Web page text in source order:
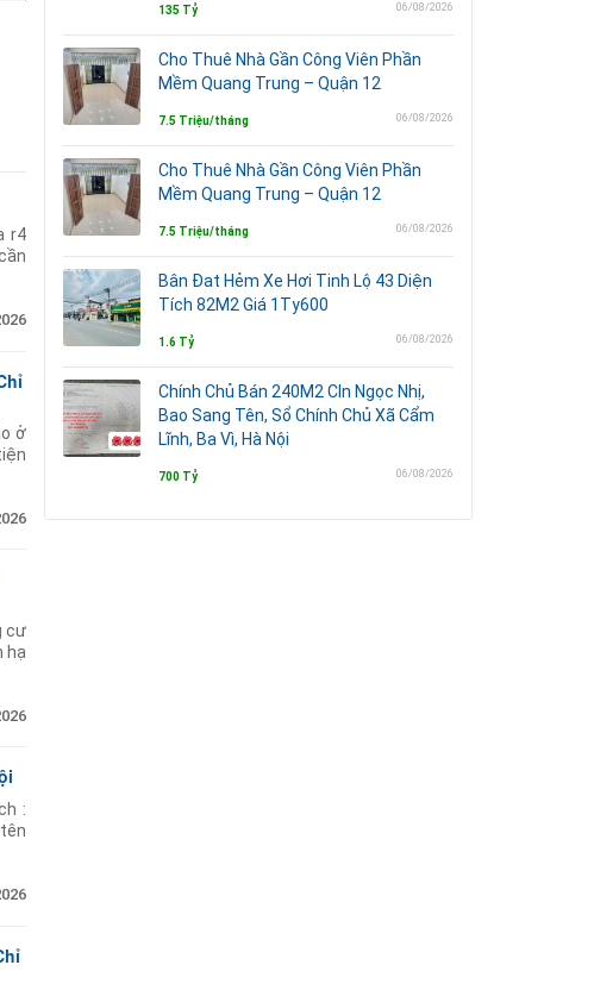
r4
ở
cư
hạ
:
135 Tỷ 06/08/2026
Cho Thuê Nhà Gần Công Viên Phần
Mềm Quang Trung – Quận 12
7.5 Triệu/tháng 06/08/2026
Cho Thuê Nhà Gần Công Viên Phần
Mềm Quang Trung – Quận 12
7.5 Triệu/tháng 06/08/2026
Bân Đat Hẻm Xe Hơi Tinh Lộ 43 Diện
Tích 82M2 Giá 1Ty600
1.6 Tỷ 06/08/2026
Chính Chủ Bán 240M2 Cln Ngọc Nhị,
Bao Sang Tên, Sổ Chính Chủ Xã Cẩm
Lĩnh, Ba Vì, Hà Nội
700 Tỷ 06/08/2026